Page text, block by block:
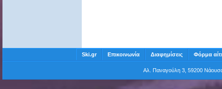
Ski.gr Επικοινωνία Διαφημίσεις Φόρμα
Αλ. Παναγούλη 3, 59200